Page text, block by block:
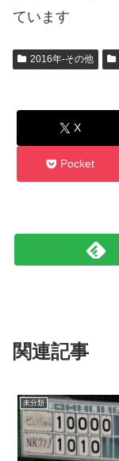
ています
2016年-その他
X
Pocket
関連記事
未分類